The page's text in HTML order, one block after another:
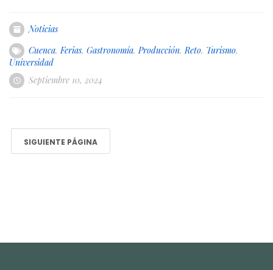
Noticias
Cuenca,Ferias, Gastronomía,Producción,Reto, Turismo,
Universidad
Septiembre 10, 2024
SIGUIENTE PÁGINA